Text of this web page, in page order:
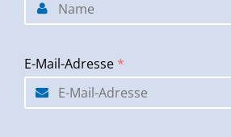
E-Mail-Adresse *